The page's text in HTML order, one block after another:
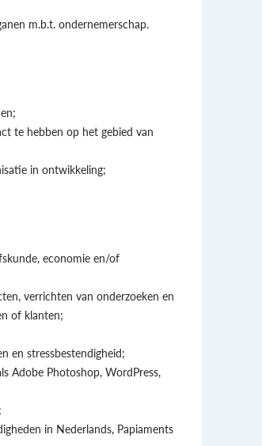
m.b.t. ondernemerschap.
te hebben op het gebied van
in ontwikkeling;
economie en/of
verrichten van onderzoeken en
of klanten;
en stressbestendigheid;
Adobe Photoshop, WordPress,
in Nederlands, Papiaments